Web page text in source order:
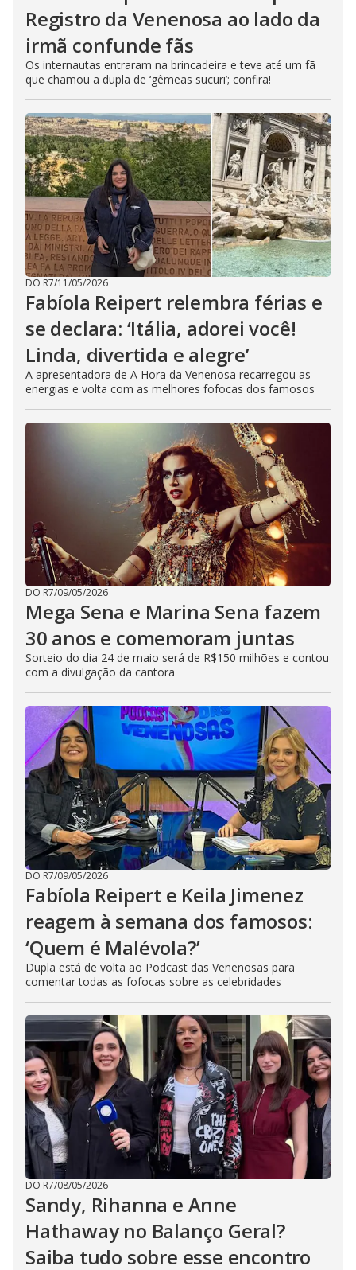
Registro da Venenosa ao lado da
irmã confunde fãs
Os internautas entraram na brincadeira e teve até um fã
que chamou a dupla de ‘gêmeas sucuri’; confira!
DO R7/11/05/2026
Fabíola Reipert relembra férias e
se declara: ‘Itália, adorei você!
Linda, divertida e alegre’
A apresentadora de A Hora da Venenosa recarregou as
energias e volta com as melhores fofocas dos famosos
DO R7/09/05/2026
Mega Sena e Marina Sena fazem
30 anos e comemoram juntas
Sorteio do dia 24 de maio será de R$150 milhões e contou
com a divulgação da cantora
DO R7/09/05/2026
Fabíola Reipert e Keila Jimenez
reagem à semana dos famosos:
‘Quem é Malévola?’
Dupla está de volta ao Podcast das Venenosas para
comentar todas as fofocas sobre as celebridades
DO R7/08/05/2026
Sandy, Rihanna e Anne
Hathaway no Balanço Geral?
Saiba tudo sobre esse encontro